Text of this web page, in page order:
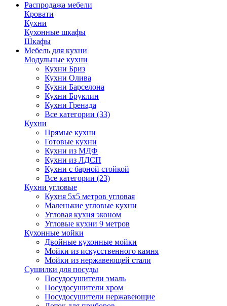
Распродажа мебели
Кровати
Кухни
Кухонные шкафы
Шкафы
Мебель для кухни
Модульные кухни
Кухни Бриз
Кухни Олива
Кухни Барселона
Кухни Бруклин
Кухни Гренада
Все категории (33)
Кухни
Прямые кухни
Готовые кухни
Кухни из МДФ
Кухни из ЛДСП
Кухни с барной стойкой
Все категории (23)
Кухни угловые
Кухня 5х5 метров угловая
Маленькие угловые кухни
Угловая кухня эконом
Угловые кухни 9 метров
Кухонные мойки
Двойные кухонные мойки
Мойки из искусственного камня
Мойки из нержавеющей стали
Сушилки для посуды
Посудосушители эмаль
Посудосушители хром
Посудосушители нержавеющие